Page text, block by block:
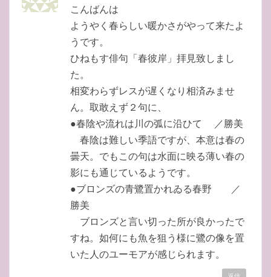
こんばんは
ようやく春らしい暖かさがやって来たよ
うです。
ひねもす俳句「春彼岸」拝見致しまし
た。
相変わらずレスが遅くなり相済みませ
ん。取敢えず２句に、
●春陰や流れは川の弧に沿ひて ／勝美
春陰は難しい季語ですが、本意は春の
曇天。でもこの句は水面に映る薄い春の
影にも通じているようです。
●ブロンズの青鷺置かれゐる春野 ／
勝美
ブロンズと言い切った所が良かったで
すね。如何にも魚を狙う様に鷺の像を置
いた人のユーモアが感じられます。